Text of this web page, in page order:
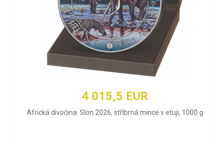
4 015,5 EUR
Africká divočina: Slon 2026, stříbrná mince v etuji, 1000 g